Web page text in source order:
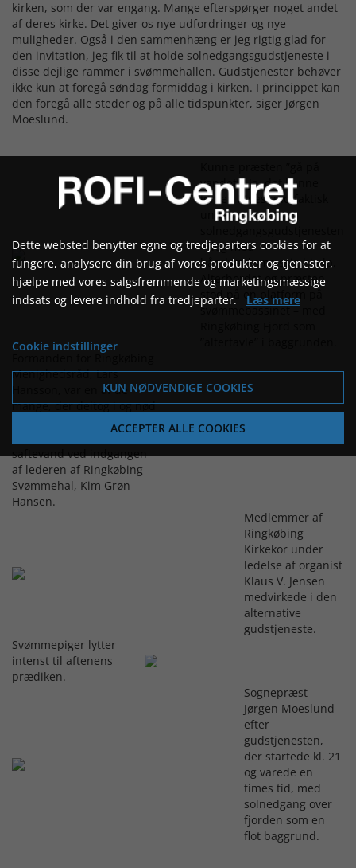
kirken, som der var engang. Mange efterspørger noget andet
af deres kirke. Det giver os nye udfordringer og nye
muligheder. Også i den sammenhæng er jeg rigtig glad for
den invitation, jeg fik til at holde solnedgangsgudstjeneste i
disse dejlige rammer i svømmehallen. Gudstjenester behøver
ikke kun at foregå søndag formiddag i kirken. I princippet kan
den foregå alle steder og på alle tidspunkter, siger Jørgen
Moeslund.
vandet”? Ja, det kunne
Jørgen Moeslund faktisk
under
- dog med
håndværksmæssig hjælp.
Alterbordet og præsten
stod på en platform på
svømmebassinet – med
Formanden for Ringkøbing
Menighedsråd, Lars
Hansson, var en af de
mange, der deltog i og nød
solnedgangsgudstjenesten.
Her får han skænket
saftevand ved indgangen
af lederen af Ringkøbing
Svømmehal, Kim Grøn
Hansen.
Medlemmer af
Ringkøbing
Kirkekor under
ledelse af organist
Klaus V. Jensen
medvirkede i den
alternative
gudstjeneste.
Svømmepiger lytter
intenst til aftenens
prædiken.
Sognepræst
Jørgen Moeslund
efter
gudstjenesten,
der startede kl. 21
og varede en
times tid, med
solnedgang over
fjorden som en
flot baggrund.
Dette websted benytter egne og tredjeparters cookies for at
fungere, analysere din brug af vores produkter og tjenester,
hjælpe med vores salgsfremmende og marketingsmæssige
indsats og levere indhold fra tredjeparter. Læs mere
Cookie indstillinger
KUN NØDVENDIGE COOKIES
ACCEPTER ALLE COOKIES